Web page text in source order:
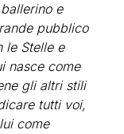
e
pubblico
le Stelle e
nasce come
gli altri stili
tutti voi,
come